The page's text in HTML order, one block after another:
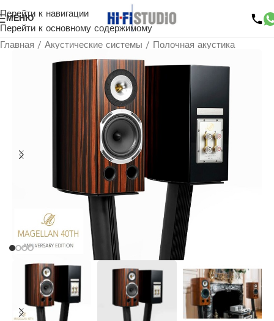
Перейти к навигации
Перейти к основному содержимому
МЕНЮ
Главная / Акустические системы / Полочная акустика